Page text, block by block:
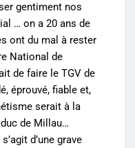
gentiment nos
… on a 20 ans de
ont du mal à rester
National de
de faire le TGV de
éprouvé, fiable et,
serait à la
de Millau…
d’une grave